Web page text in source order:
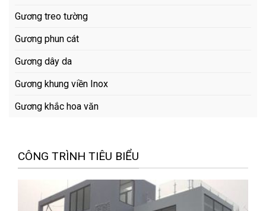
Gương treo tường
Gương phun cát
Gương dây da
Gương khung viền Inox
Gương khắc hoa văn
CÔNG TRÌNH TIÊU BIỂU